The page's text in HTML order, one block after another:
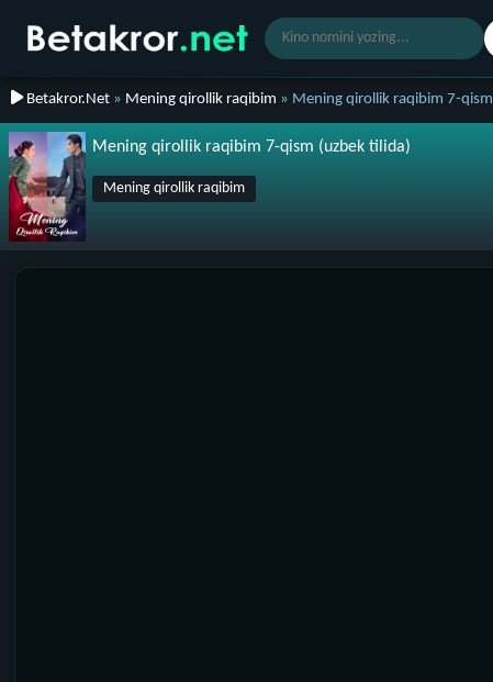
Betakror.Net » Mening qirollik raqibim » Mening qirollik raqibim 7-qism
Mening qirollik raqibim 7-qism (uzbek tilida)
Mening qirollik raqibim